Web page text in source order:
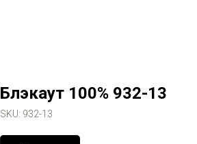
Блэкаут 100% 932-13
SKU: 932-13